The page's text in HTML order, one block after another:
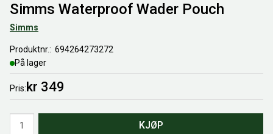
Simms Waterproof Wader Pouch
Simms
Produktnr.
694264273272
På lager
Pris kr 349
KJØP